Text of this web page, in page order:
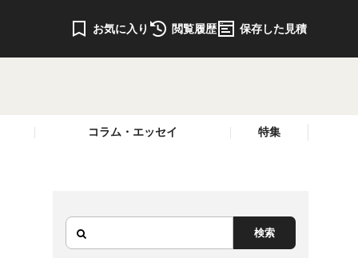
お気に入り 閲覧履歴 保存した見積
コラム・エッセイ 特集
検索